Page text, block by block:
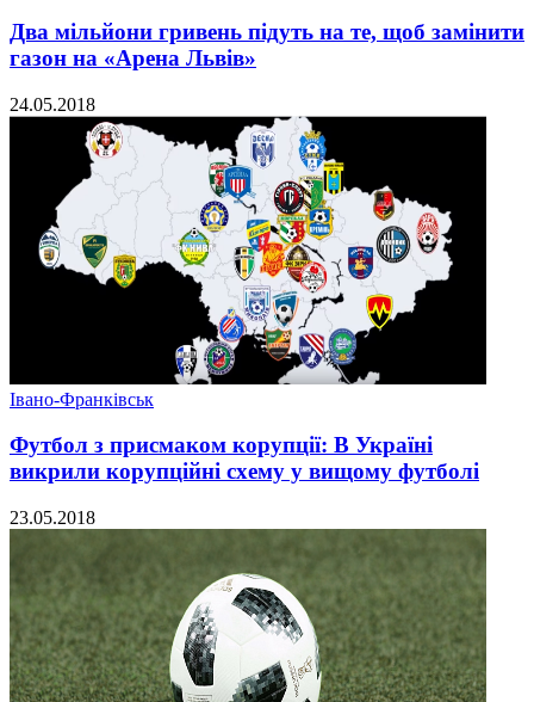
Два мільйони гривень підуть на те, щоб замінити
газон на «Арена Львів»
24.05.2018
Івано-Франківськ
Футбол з присмаком корупції: В Україні
викрили корупційні схему у вищому футболі
23.05.2018